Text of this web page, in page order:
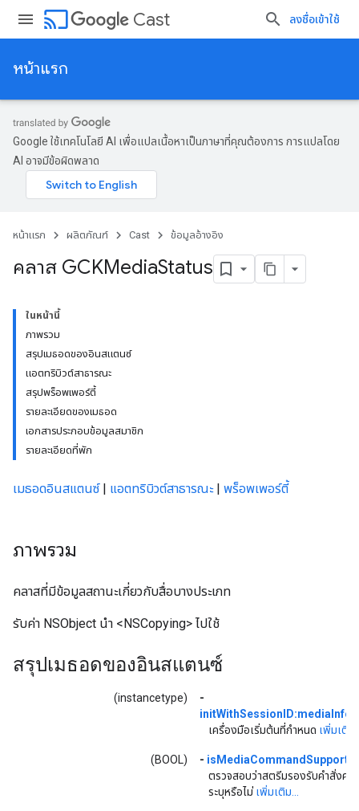
cast Cast ลงชื่อเข้าใช้
หน้าแรก
Google ใช้เทคโนโลยี AI เพื่อแปลเนื้อหาเป็นภาษาที่คุณต้องการ การแปลโดย
AI อาจมีข้อผิดพลาด
หน้าแรก ผลิตภัณฑ์ Cast ข้อมูลอ้างอิง
คลาส GCKMediaStatus
ในหน้านี้
ภาพรวม
สรุปเมธอดของอินสแตนซ์
แอตทริบิวต์สาธารณะ
สรุปพร็อพเพอร์ตี้
รายละเอียดของเมธอด
เอกสารประกอบข้อมูลสมาชิก
รายละเอียดที่พัก
เมธอดอินสแตนซ์| แอตทริบิวต์สาธารณะ| พร็อพเพอร์ตี้
ภาพรวม
คลาสที่มีข้อมูลสถานะเกี่ยวกับสื่อบางประเภท
รับค่า NSObject นำ <NSCopying> ไปใช้
สรุปเมธอดของอินสแตนซ์
(instancetype)
-
เครื่องมือเริ่มต้นที่กำหนด เพิ่มเติม
(BOOL) -
ตรวจสอบว่าสตรีมรองรับคำสั่งคว
ระบุหรือไม่ เพิ่มเติม...